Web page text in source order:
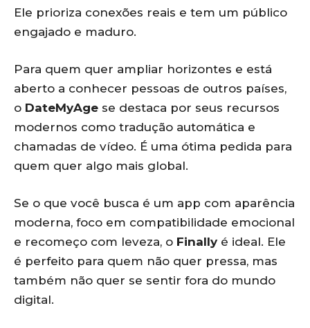
Ele prioriza conexões reais e tem um público
engajado e maduro.
Para quem quer ampliar horizontes e está
aberto a conhecer pessoas de outros países,
o DateMyAge se destaca por seus recursos
modernos como tradução automática e
chamadas de vídeo. É uma ótima pedida para
quem quer algo mais global.
Se o que você busca é um app com aparência
moderna, foco em compatibilidade emocional
e recomeço com leveza, o Finally é ideal. Ele
é perfeito para quem não quer pressa, mas
também não quer se sentir fora do mundo
digital.